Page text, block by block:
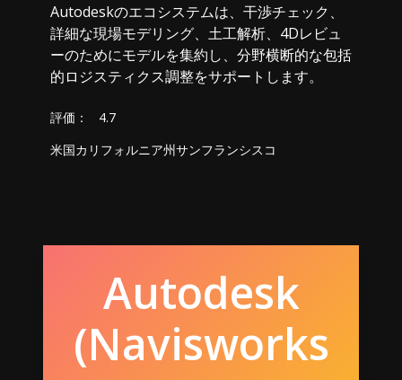
Autodeskのエコシステムは、干渉チェック、
詳細な現場モデリング、土工解析、4Dレビュ
ーのためにモデルを集約し、分野横断的な包括
的ロジスティクス調整をサポートします。
評価：
4.7
米国カリフォルニア州サンフランシスコ
Autodesk
(Navisworks